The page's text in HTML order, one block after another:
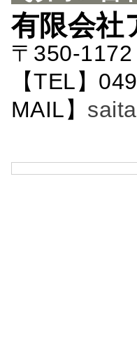
有限会社
〒350-
【TEL
MAIL】